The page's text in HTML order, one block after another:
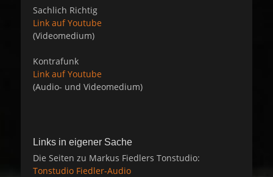
Sachlich Richtig
Link auf Youtube
(Videomedium)
Kontrafunk
Link auf Youtube
(Audio- und Videomedium)
Links in eigener Sache
Die Seiten zu Markus Fiedlers Tonstudio:
Tonstudio Fiedler-Audio